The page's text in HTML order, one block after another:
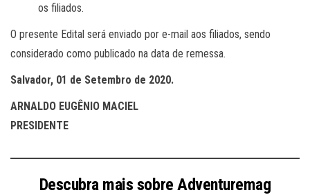
os filiados.
O presente Edital será enviado por e-mail aos filiados, sendo
considerado como publicado na data de remessa.
Salvador, 01 de Setembro de 2020.
ARNALDO EUGÊNIO MACIEL
PRESIDENTE
Descubra mais sobre Adventuremag